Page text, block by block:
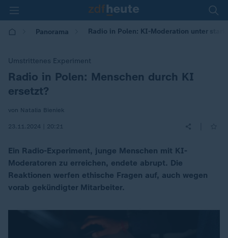
Panorama Radio in Polen: KI-Moderation unter
Umstrittenes Experiment
:Radio in Polen: Menschen durch KI
ersetzt?
von Natalia Bieniek
23.11.2024 | 20:21
Ein Radio-Experiment, junge Menschen mit KI-
Moderatoren zu erreichen, endete abrupt. Die
Reaktionen werfen ethische Fragen auf, auch wegen
vorab gekündigter Mitarbeiter.